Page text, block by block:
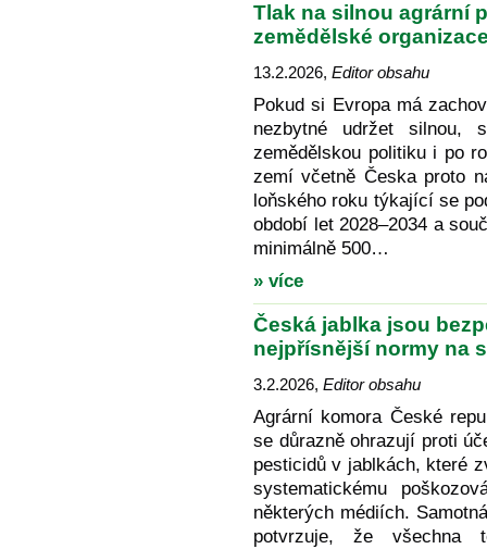
Tlak na silnou agrární
zemědělské
13.2.2026, Editor obsahu
Pokud si Evropa má
nezbytné udržet silnou,
zemědělskou politiku i po
zemí včetně Česka proto
loňského roku týkající se
období let 2028–2034 a
minimálně 500…
» více
Česká jablka jsou
nejpřísnější normy na
3.2.2026, Editor obsahu
Agrární komora České
se důrazně ohrazují proti
pesticidů v jablkách, které
systematickému
některých médiích.
potvrzuje, že všechna